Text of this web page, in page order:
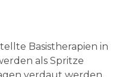
Basistherapien in
als Spritze